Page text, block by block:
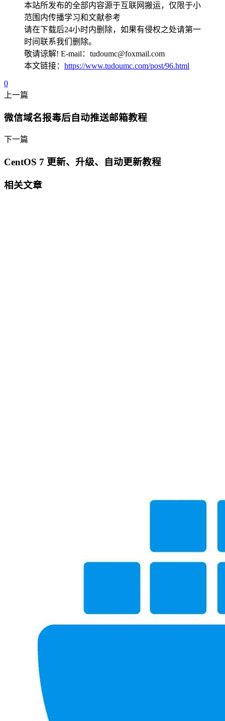
本站所发布的全部内容源于互联网搬运，仅限于小
范围内传播学习和文献参考
请在下载后24小时内删除，如果有侵权之处请第一
时间联系我们删除。
敬请谅解! E-mail：tudoumc@foxmail.com
本文链接： https://www.tudoumc.com/post/96.html
0
上一篇
微信域名报毒后自动推送邮箱教程
下一篇
CentOS 7 更新、升级、自动更新教程
相关文章